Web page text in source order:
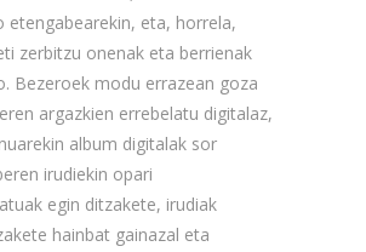
etengabearekin, eta, horrela,
zerbitzu onenak eta berrienak
Bezeroek modu errazean goza
argazkien errebelatu digitalaz,
album digitalak sor
irudiekin opari
egin ditzakete, irudiak
hainbat gainazal eta